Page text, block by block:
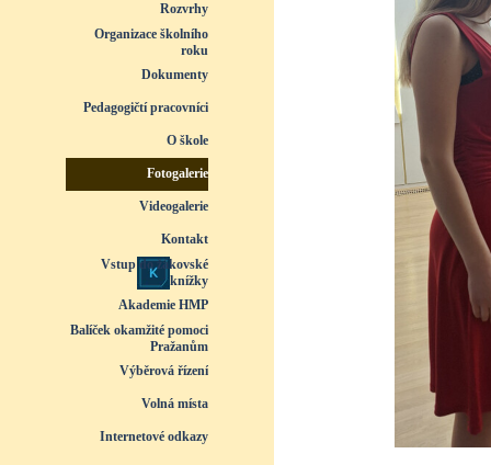
Rozvrhy
Organizace školního
roku
Dokumenty
Pedagogičtí pracovníci
O škole
Fotogalerie
Videogalerie
Kontakt
Vstup do žákovské
knížky
Akademie HMP
Balíček okamžité pomoci
Pražanům
Výběrová řízení
Volná místa
Internetové odkazy